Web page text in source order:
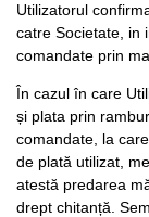
Utilizatorul
catre Societate, in
comandate prin
În cazul în care
și plata prin
comandate, la
de plată utilizat,
atestă predarea
drept chitanță.